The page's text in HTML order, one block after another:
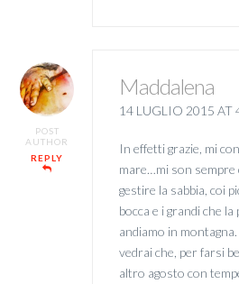
POST
AUTHOR
REPLY
Maddalena
14 LUGLIO 2015 AT
In effetti grazie, mi
mare…mi son sempre
gestire la sabbia, coi
bocca e i grandi che
andiamo in
vedrai che, per farsi
altro agosto con